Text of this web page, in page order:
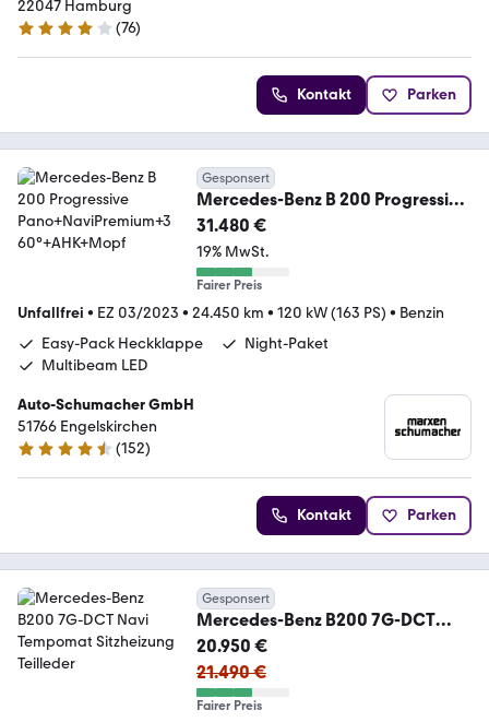
22047 Hamburg
4.2 Sterne
(76)
Kontakt Parken
Gesponsert
Mercedes-Benz B 200 Progressive
Pano+NaviPremium+360°
+AHK+Mopf
31.480 €
19% MwSt.
Fairer Preis
Unfallfrei • EZ 03/2023 • 24.450 km • 120 kW (163 PS) • Benzin
Easy-Pack Heckklappe
Night-Paket
Multibeam LED
Auto-Schumacher GmbH
51766 Engelskirchen
4.6 Sterne
(152)
Kontakt Parken
Gesponsert
Mercedes-Benz B200 7G-DCT
Navi Tempomat Sitzheizung
Teilleder
20.950 €
21.490 €
Fairer Preis